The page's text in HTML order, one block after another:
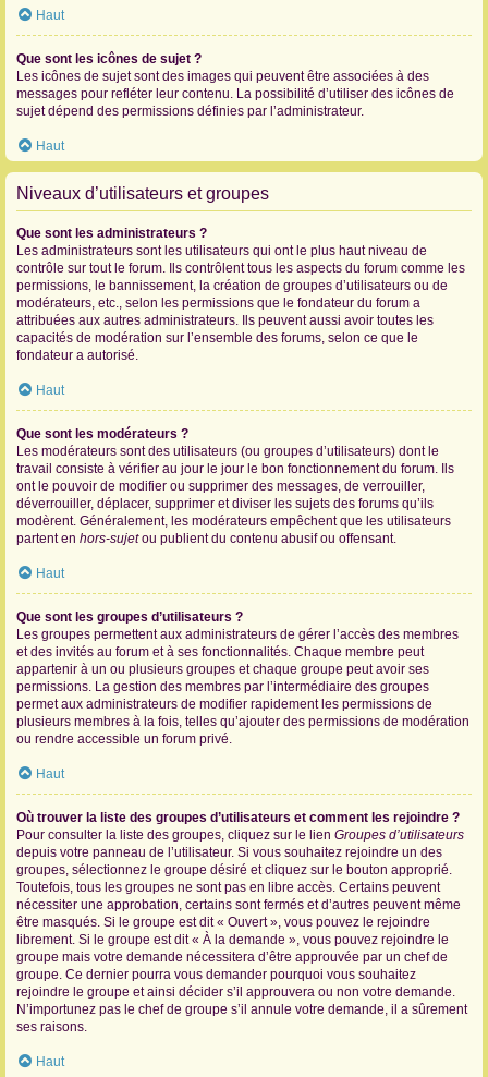
Haut
Que sont les icônes de sujet ?
Les icônes de sujet sont des images qui peuvent être associées à des
messages pour refléter leur contenu. La possibilité d’utiliser des icônes de
sujet dépend des permissions définies par l’administrateur.
Haut
Niveaux d’utilisateurs et groupes
Que sont les administrateurs ?
Les administrateurs sont les utilisateurs qui ont le plus haut niveau de
contrôle sur tout le forum. Ils contrôlent tous les aspects du forum comme les
permissions, le bannissement, la création de groupes d’utilisateurs ou de
modérateurs, etc., selon les permissions que le fondateur du forum a
attribuées aux autres administrateurs. Ils peuvent aussi avoir toutes les
capacités de modération sur l’ensemble des forums, selon ce que le
fondateur a autorisé.
Haut
Que sont les modérateurs ?
Les modérateurs sont des utilisateurs (ou groupes d’utilisateurs) dont le
travail consiste à vérifier au jour le jour le bon fonctionnement du forum. Ils
ont le pouvoir de modifier ou supprimer des messages, de verrouiller,
déverrouiller, déplacer, supprimer et diviser les sujets des forums qu’ils
modèrent. Généralement, les modérateurs empêchent que les utilisateurs
partent en hors-sujetou publient du contenu abusif ou offensant.
Haut
Que sont les groupes d’utilisateurs ?
Les groupes permettent aux administrateurs de gérer l’accès des membres
et des invités au forum et à ses fonctionnalités. Chaque membre peut
appartenir à un ou plusieurs groupes et chaque groupe peut avoir ses
permissions. La gestion des membres par l’intermédiaire des groupes
permet aux administrateurs de modifier rapidement les permissions de
plusieurs membres à la fois, telles qu’ajouter des permissions de modération
ou rendre accessible un forum privé.
Haut
Où trouver la liste des groupes d’utilisateurs et comment les rejoindre ?
Pour consulter la liste des groupes, cliquez sur le lien Groupes d’utilisateurs
depuis votre panneau de l’utilisateur. Si vous souhaitez rejoindre un des
groupes, sélectionnez le groupe désiré et cliquez sur le bouton approprié.
Toutefois, tous les groupes ne sont pas en libre accès. Certains peuvent
nécessiter une approbation, certains sont fermés et d’autres peuvent même
être masqués. Si le groupe est dit « Ouvert », vous pouvez le rejoindre
librement. Si le groupe est dit « À la demande », vous pouvez rejoindre le
groupe mais votre demande nécessitera d’être approuvée par un chef de
groupe. Ce dernier pourra vous demander pourquoi vous souhaitez
rejoindre le groupe et ainsi décider s’il approuvera ou non votre demande.
N’importunez pas le chef de groupe s’il annule votre demande, il a sûrement
ses raisons.
Haut